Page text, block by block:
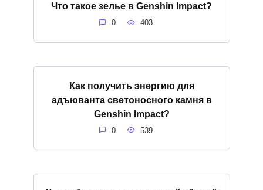
Что такое зелье в Genshin Impact?
0 403
Как получить энергию для
адъюванта светоносного камня в
Genshin Impact?
0 539